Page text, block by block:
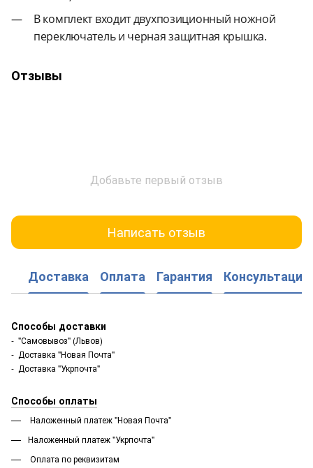
В комплект входит двухпозиционный ножной
переключатель и черная защитная крышка.
Отзывы
Добавьте первый отзыв
Написать отзыв
Доставка Оплата Гарантия Консультация
Способы доставки
- "Самовывоз" (Львов)
- Доставка "Новая Почта"
- Доставка "Укрпочта"
Способы оплаты
Наложенный платеж "Новая Почта"
Наложенный платеж "Укрпочта"
Оплата по реквизитам